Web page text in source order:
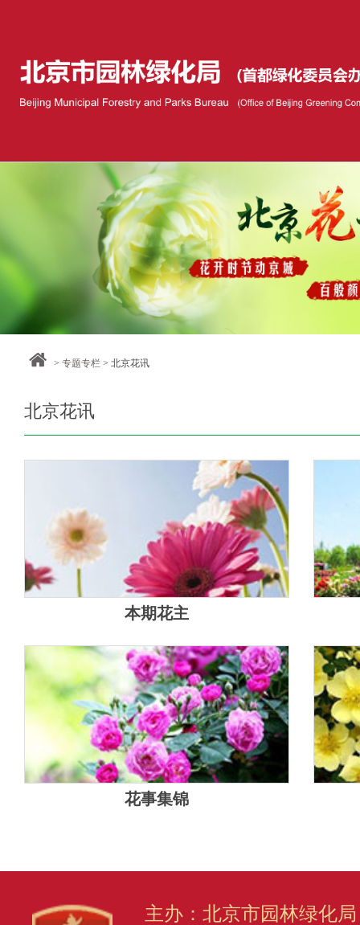
> 专题专栏> 北京花讯
北京花讯
本期花主
花事集锦
主办：北京市园林绿化